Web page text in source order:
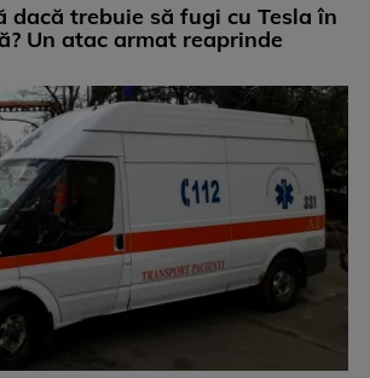
dacă trebuie să fugi cu Tesla în
Un atac armat reaprinde